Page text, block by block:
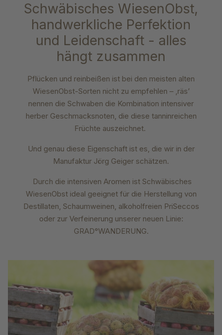
Schwäbisches WiesenObst,
handwerkliche Perfektion
und Leidenschaft - alles
hängt zusammen
Pflücken und reinbeißen ist bei den meisten alten
WiesenObst-Sorten nicht zu empfehlen – ‚räs’
nennen die Schwaben die Kombination intensiver
herber Geschmacksnoten, die diese tanninreichen
Früchte auszeichnet.
Und genau diese Eigenschaft ist es, die wir in der
Manufaktur Jörg Geiger schätzen.
Durch die intensiven Aromen ist Schwäbisches
WiesenObst ideal geeignet für die Herstellung von
Destillaten, Schaumweinen, alkoholfreien PriSeccos
oder zur Verfeinerung unserer neuen Linie:
GRAD°WANDERUNG.